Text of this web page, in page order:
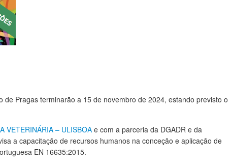
Pragas terminarão a 15 de novembro de 2024, estando previsto o
VETERINÁRIA – ULISBOA e com a parceria da DGADR e da
a capacitação de recursos humanos na conceção e aplicação de
EN 16635:2015.